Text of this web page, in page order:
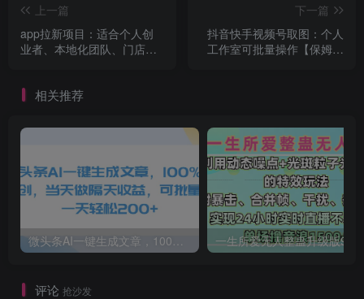
上一篇
app拉新项目：适合个人创
业者、本地化团队、门店老
下一篇
抖音快手视频号取图：个人
工作室可批量操作【保姆级
相关推荐
评论 抢沙发